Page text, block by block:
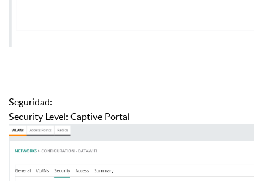
Seguridad:
Security Level: Captive Portal